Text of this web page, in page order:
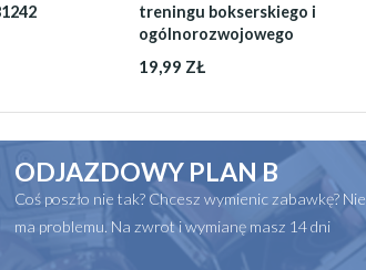
treningu bokserskiego i
ogólnorozwojowego
19,99 ZŁ
ODJAZDOWY PLAN B
Coś poszło nie tak? Chcesz wymienic zabawkę? Nie
ma problemu. Na zwrot i wymianę masz 14 dni